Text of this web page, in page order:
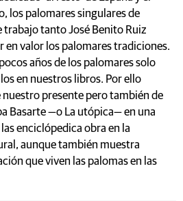
los palomares singulares de
trabajo tanto José Benito Ruiz
en valor los palomares tradiciones.
años de los palomares solo
en nuestros libros. Por ello
presente pero también de
Basarte —o La utópica— en una
enciclópedica obra en la
aunque también muestra
que viven las palomas en las